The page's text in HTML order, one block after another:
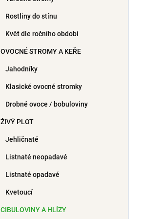
Rostliny do stínu
Květ dle ročního období
OVOCNÉ STROMY A KEŘE
Jahodníky
Klasické ovocné stromky
Drobné ovoce / bobuloviny
ŽIVÝ PLOT
Jehličnaté
Listnaté neopadavé
Listnaté opadavé
Kvetoucí
CIBULOVINY A HLÍZY